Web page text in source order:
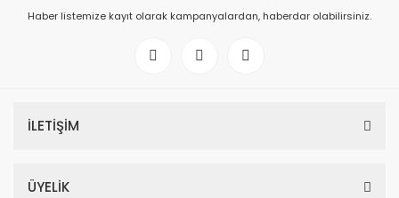
Haber listemize kayıt olarak kampanyalardan, haberdar olabilirsiniz.
İLETİŞİM
ÜYELİK